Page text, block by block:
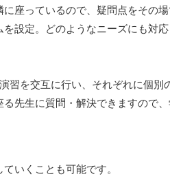
座っているので、疑問点をその
設定。どのようなニーズにも対
習を交互に行い、それぞれに個別
先生に質問・解決できますので
いくことも可能です。